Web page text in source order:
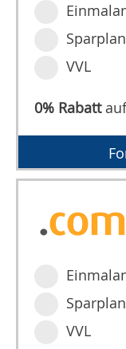
Sparplan
VVL
0% Rabattauf
Sparplan
VVL